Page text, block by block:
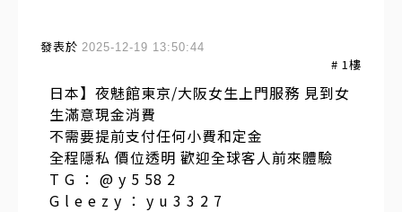
發表於 2025-12-19 13:50:44
# 1樓
日本】夜魅館東京/大阪女生上門服務 見到女
生滿意現金消費
不需要提前支付任何小費和定金
全程隱私 價位透明 歡迎全球客人前來體驗
T G ： @ y 5 58 2
G l e e z y ： y u 3 3 2 7